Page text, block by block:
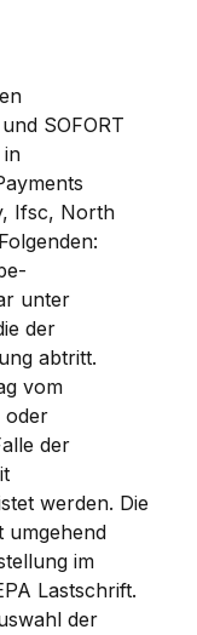
SOFORT
in
Ifsc, North
unter
der
abtritt.
vom
oder
der
werden. Die
umgehend
im
Lastschrift.
der